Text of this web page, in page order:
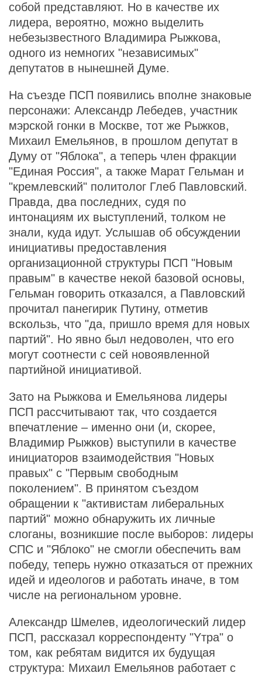
собой представляют. Но в качестве их
лидера, вероятно, можно выделить
небезызвестного Владимира Рыжкова,
одного из немногих "независимых"
депутатов в нынешней Думе.
На съезде ПСП появились вполне знаковые
персонажи: Александр Лебедев, участник
мэрской гонки в Москве, тот же Рыжков,
Михаил Емельянов, в прошлом депутат в
Думу от "Яблока", а теперь член фракции
"Единая Россия", а также Марат Гельман и
"кремлевский" политолог Глеб Павловский.
Правда, два последних, судя по
интонациям их выступлений, толком не
знали, куда идут. Услышав об обсуждении
инициативы предоставления
организационной структуры ПСП "Новым
правым" в качестве некой базовой основы,
Гельман говорить отказался, а Павловский
прочитал панегирик Путину, отметив
вскользь, что "да, пришло время для новых
партий". Но явно был недоволен, что его
могут соотнести с сей новоявленной
партийной инициативой.
Зато на Рыжкова и Емельянова лидеры
ПСП рассчитывают так, что создается
впечатление – именно они (и, скорее,
Владимир Рыжков) выступили в качестве
инициаторов взаимодействия "Новых
правых" с "Первым свободным
поколением". В принятом съездом
обращении к "активистам либеральных
партий" можно обнаружить их личные
слоганы, возникшие после выборов: лидеры
СПС и "Яблоко" не смогли обеспечить вам
победу, теперь нужно отказаться от прежних
идей и идеологов и работать иначе, в том
числе на региональном уровне.
Александр Шмелев, идеологический лидер
ПСП, рассказал корреспонденту "Yтра" о
том, как ребятам видится их будущая
структура: Михаил Емельянов работает с